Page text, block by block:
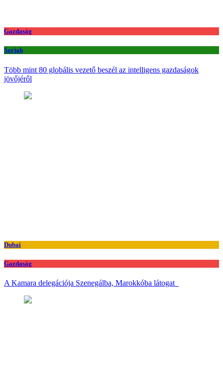
Gazdaság
Sarjah
Több mint 80 globális vezető beszél az intelligens gazdaságok
jövőjéről
Dubai
Gazdaság
A Kamara delegációja Szenegálba, Marokkóba látogat